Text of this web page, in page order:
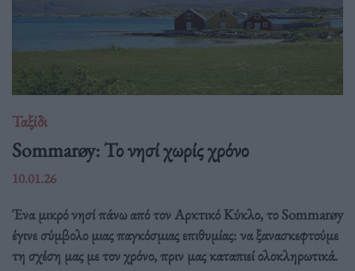
Ταξίδι
Sommarøy: Το νησί χωρίς χρόνο
10.01.26
Ένα μικρό νησί πάνω από τον Αρκτικό Κύκλο, το Sommarøy
έγινε σύμβολο μιας παγκόσμιας επιθυμίας: να ξανασκεφτούμε
τη σχέση μας με τον χρόνο, πριν μας καταπιεί ολοκληρωτικά.